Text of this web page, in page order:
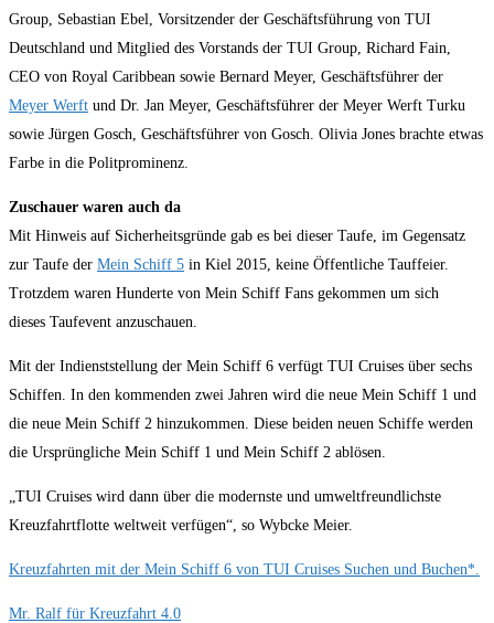
Group, Sebastian Ebel, Vorsitzender der Geschäftsführung von TUI
Deutschland und Mitglied des Vorstands der TUI Group, Richard Fain,
CEO von Royal Caribbean sowie Bernard Meyer, Geschäftsführer der
Meyer Werft und Dr. Jan Meyer, Geschäftsführer der Meyer Werft Turku
sowie Jürgen Gosch, Geschäftsführer von Gosch. Olivia Jones brachte etwas
Farbe in die Politprominenz.
Zuschauer waren auch da
Mit Hinweis auf Sicherheitsgründe gab es bei dieser Taufe, im Gegensatz
zur Taufe der Mein Schiff 5 in Kiel 2015, keine Öffentliche Tauffeier.
Trotzdem waren Hunderte von Mein Schiff Fans gekommen um sich
dieses Taufevent anzuschauen.
Mit der Indienststellung der Mein Schiff 6 verfügt TUI Cruises über sechs
Schiffen. In den kommenden zwei Jahren wird die neue Mein Schiff 1 und
die neue Mein Schiff 2 hinzukommen. Diese beiden neuen Schiffe werden
die Ursprüngliche Mein Schiff 1 und Mein Schiff 2 ablösen.
„TUI Cruises wird dann über die modernste und umweltfreundlichste
Kreuzfahrtflotte weltweit verfügen“, so Wybcke Meier.
Kreuzfahrten mit der Mein Schiff 6 von TUI Cruises Suchen und Buchen*.
Mr. Ralf für Kreuzfahrt 4.0